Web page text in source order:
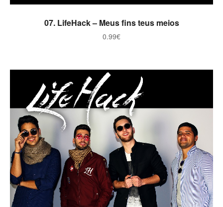
ADICIONAR
07. LifeHack – Meus fins teus meios
0.99€